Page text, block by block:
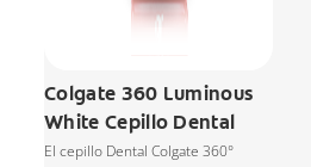
Colgate 360 Luminous
White Cepillo Dental
El cepillo Dental Colgate 360°